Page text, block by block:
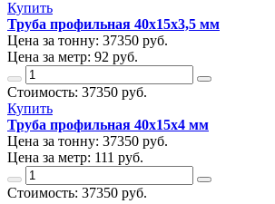
Купить
Труба профильная 40х15х3,5 мм
Цена за тонну: 37350 руб.
Цена за метр: 92 руб.
Стоимость: 37350 руб.
Купить
Труба профильная 40х15х4 мм
Цена за тонну: 37350 руб.
Цена за метр: 111 руб.
Стоимость: 37350 руб.